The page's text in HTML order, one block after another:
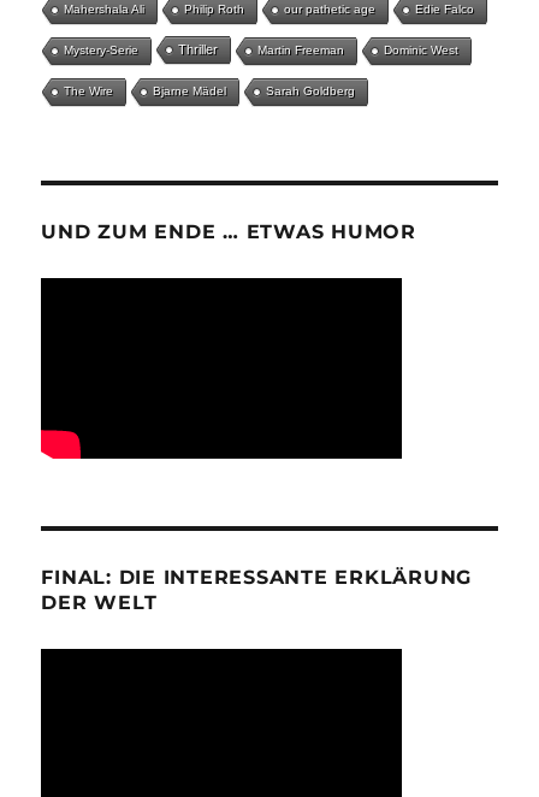
Mahershala Ali Philip Roth our pathetic age Edie Falco
Mystery-Serie Thriller Martin Freeman Dominic West
The Wire Bjarne Mädel Sarah Goldberg
UND ZUM ENDE … ETWAS HUMOR
FINAL: DIE INTERESSANTE ERKLÄRUNG
DER WELT